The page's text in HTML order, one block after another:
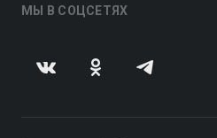
МЫ В СОЦСЕТЯХ